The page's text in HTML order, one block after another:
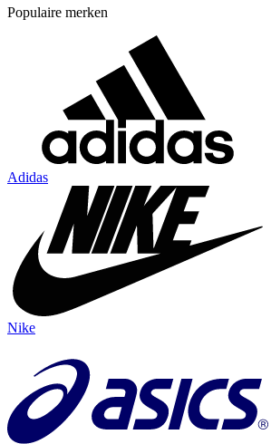
Populaire merken
Adidas
Nike